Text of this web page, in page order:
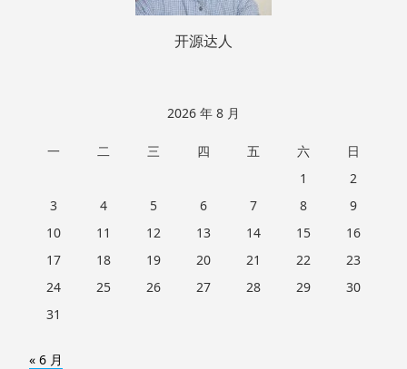
开源达人
2026 年 8 月
一 二 三 四 五 六
日
1
2
3
4 5 6 7 8
9
10
11 12 13 14 15
16
17
18 19 20 21 22
23
24
25 26 27 28 29
30
31
« 6 月